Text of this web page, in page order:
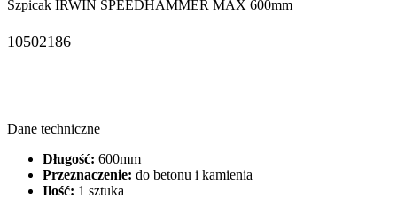
Szpicak IRWIN SPEEDHAMMER MAX 600mm
10502186
Dane techniczne
Długość: 600mm
Przeznaczenie: do betonu i kamienia
Ilość: 1 sztuka